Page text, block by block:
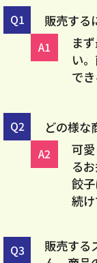
販売する
ま
い
で
どの様な
可
る
餃
続け
販売する